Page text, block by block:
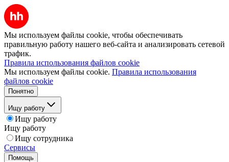
Мы используем файлы cookie, чтобы обеспечивать
правильную работу нашего веб-сайта и анализировать сетевой
трафик.
Правила использования файлов cookie
Мы используем файлы cookie. Правила использования
файлов cookie
Понятно
Ищу работу
Ищу работу
Ищу работу
Ищу сотрудника
Сервисы
Помощь